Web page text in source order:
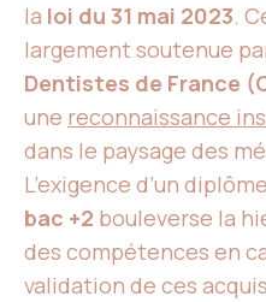
la loi du 31 mai 2023.
largement soutenue
Dentistes de France
une reconnaissance
dans le paysage des
L’exigence d’un
bac +2 bouleverse la
des compétences en
validation de ces